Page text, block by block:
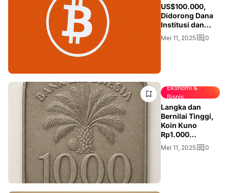
US$100.000,
Didorong Dana
Institusi dan
Regulasi yang
Makin
Mei 11, 2025 0
Ekonomi &
Bisnis
Langka dan
Bernilai Tinggi,
Koin Kuno
Rp1.000
Bergambar
Kelapa Sawit
Mei 11, 2025 0